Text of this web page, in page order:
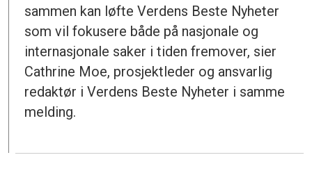
sammen kan løfte Verdens Beste Nyheter
som vil fokusere både på nasjonale og
internasjonale saker i tiden fremover, sier
Cathrine Moe, prosjektleder og ansvarlig
redaktør i Verdens Beste Nyheter i samme
melding.